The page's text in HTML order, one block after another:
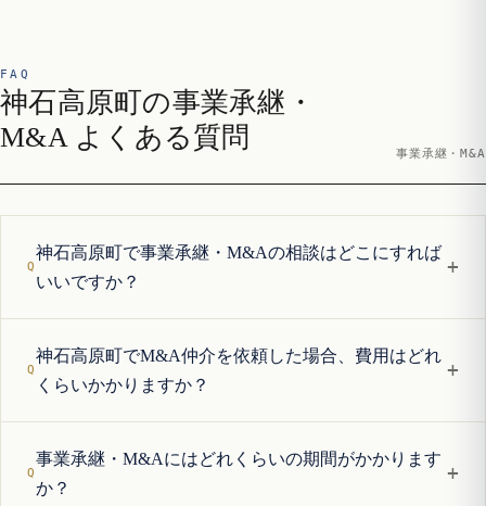
FAQ
神石高原町の事業承継・
M&A よくある質問
事業承継・M&A
神石高原町で事業承継・M&Aの相談はどこにすれば
いいですか？
+
神石高原町でM&A仲介を依頼した場合、費用はどれ
くらいかかりますか？
+
事業承継・M&Aにはどれくらいの期間がかかります
か？
+